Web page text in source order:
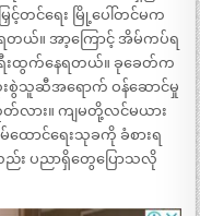
င့်တင်ရေး မြို့ပေါ်တင်မက
ရတယ်။ အာ့ကြောင့် အိမ်ကပ်ရ
ထွက်နေရတယ်။ ခုခေတ်က
သူဆီအရောက် ဝန်ဆောင်မှု
ဟုတ်လား။ ကျမတို့လင်မယား
ောင်ရေးသုခကို ခံစားရ
း ပညာရှိတွေပြောသလို